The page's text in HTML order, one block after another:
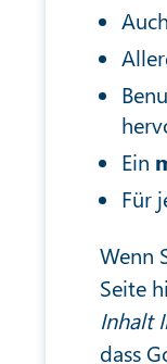
Ein
Für
Wenn
Seite
Inhalt
dass